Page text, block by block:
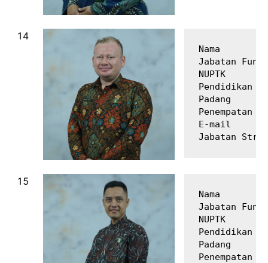
Nama
Jabatan
NUPTK
Pendidikan
Padang
E-mail
Nama
Jabatan
NUPTK
Pendidikan
Padang